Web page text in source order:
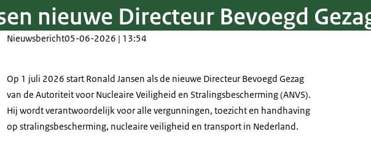
nieuwe Directeur Bevoegd
Nieuwsbericht05-06-2026 | 13:54
Op 1 juli 2026 start Ronald Jansen als de nieuwe Directeur Bevoegd Gezag
van de Autoriteit voor Nucleaire Veiligheid en Stralingsbescherming (ANVS).
Hij wordt verantwoordelijk voor alle vergunningen, toezicht en handhaving
op stralingsbescherming, nucleaire veiligheid en transport in Nederland.